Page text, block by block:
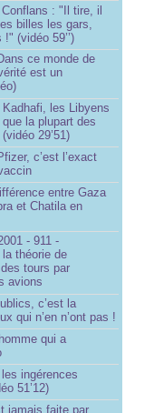
: "Il tire, il
billes les gars,
(vidéo 59’’)
ce monde de
est un
les Libyens
la plupart des
29’51)
c’est l’exact
entre Gaza
et Chatila en
- 911 -
théorie de
des tours par
avions
c’est la
qui n’en n’ont pas !
qui a
les ingérences
51’12)
jamais faite par